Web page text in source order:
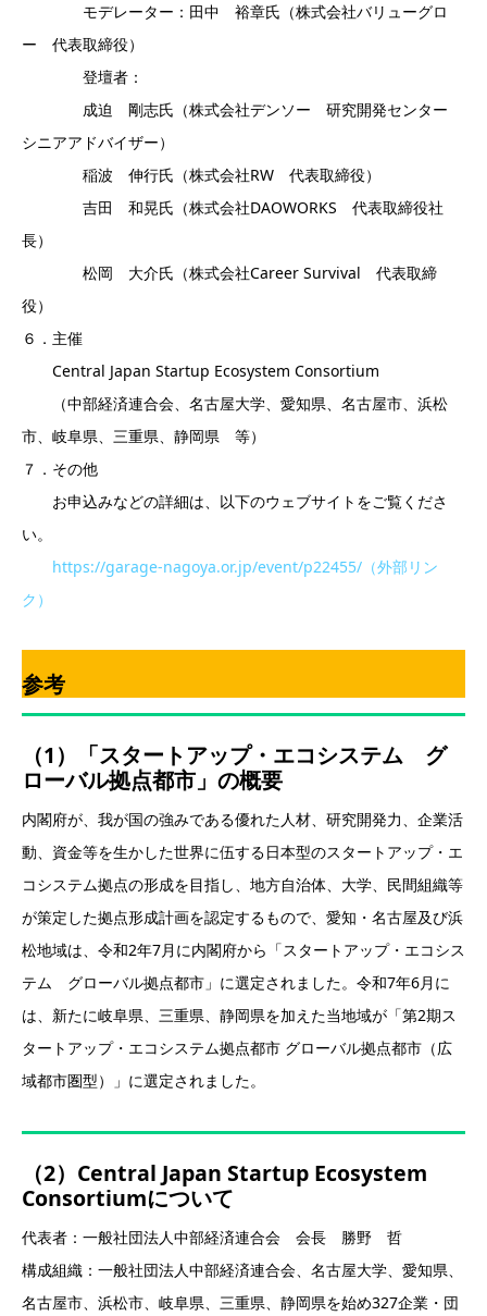
モデレーター：田中 裕章氏（株式会社バリューグロ
ー 代表取締役）
登壇者：
成迫 剛志氏（株式会社デンソー 研究開発センター
シニアアドバイザー）
稲波 伸行氏（株式会社RW 代表取締役）
吉田 和晃氏（株式会社DAOWORKS 代表取締役社
長）
松岡 大介氏（株式会社Career Survival 代表取締
役）
６．主催
Central Japan Startup Ecosystem Consortium
（中部経済連合会、名古屋大学、愛知県、名古屋市、浜松
市、岐阜県、三重県、静岡県 等）
７．その他
お申込みなどの詳細は、以下のウェブサイトをご覧くださ
い。
https://garage-nagoya.or.jp/event/p22455/（外部リン
ク）
参考
（1）「スタートアップ・エコシステム グ
ローバル拠点都市」の概要
内閣府が、我が国の強みである優れた人材、研究開発力、企業活
動、資金等を生かした世界に伍する日本型のスタートアップ・エ
コシステム拠点の形成を目指し、地方自治体、大学、民間組織等
が策定した拠点形成計画を認定するもので、愛知・名古屋及び浜
松地域は、令和2年7月に内閣府から「スタートアップ・エコシス
テム グローバル拠点都市」に選定されました。令和7年6月に
は、新たに岐阜県、三重県、静岡県を加えた当地域が「第2期ス
タートアップ・エコシステム拠点都市 グローバル拠点都市（広
域都市圏型）」に選定されました。
（2）Central Japan Startup Ecosystem
Consortiumについて
代表者：一般社団法人中部経済連合会 会長 勝野 哲
構成組織：一般社団法人中部経済連合会、名古屋大学、愛知県、
名古屋市、浜松市、岐阜県、三重県、静岡県を始め327企業・団